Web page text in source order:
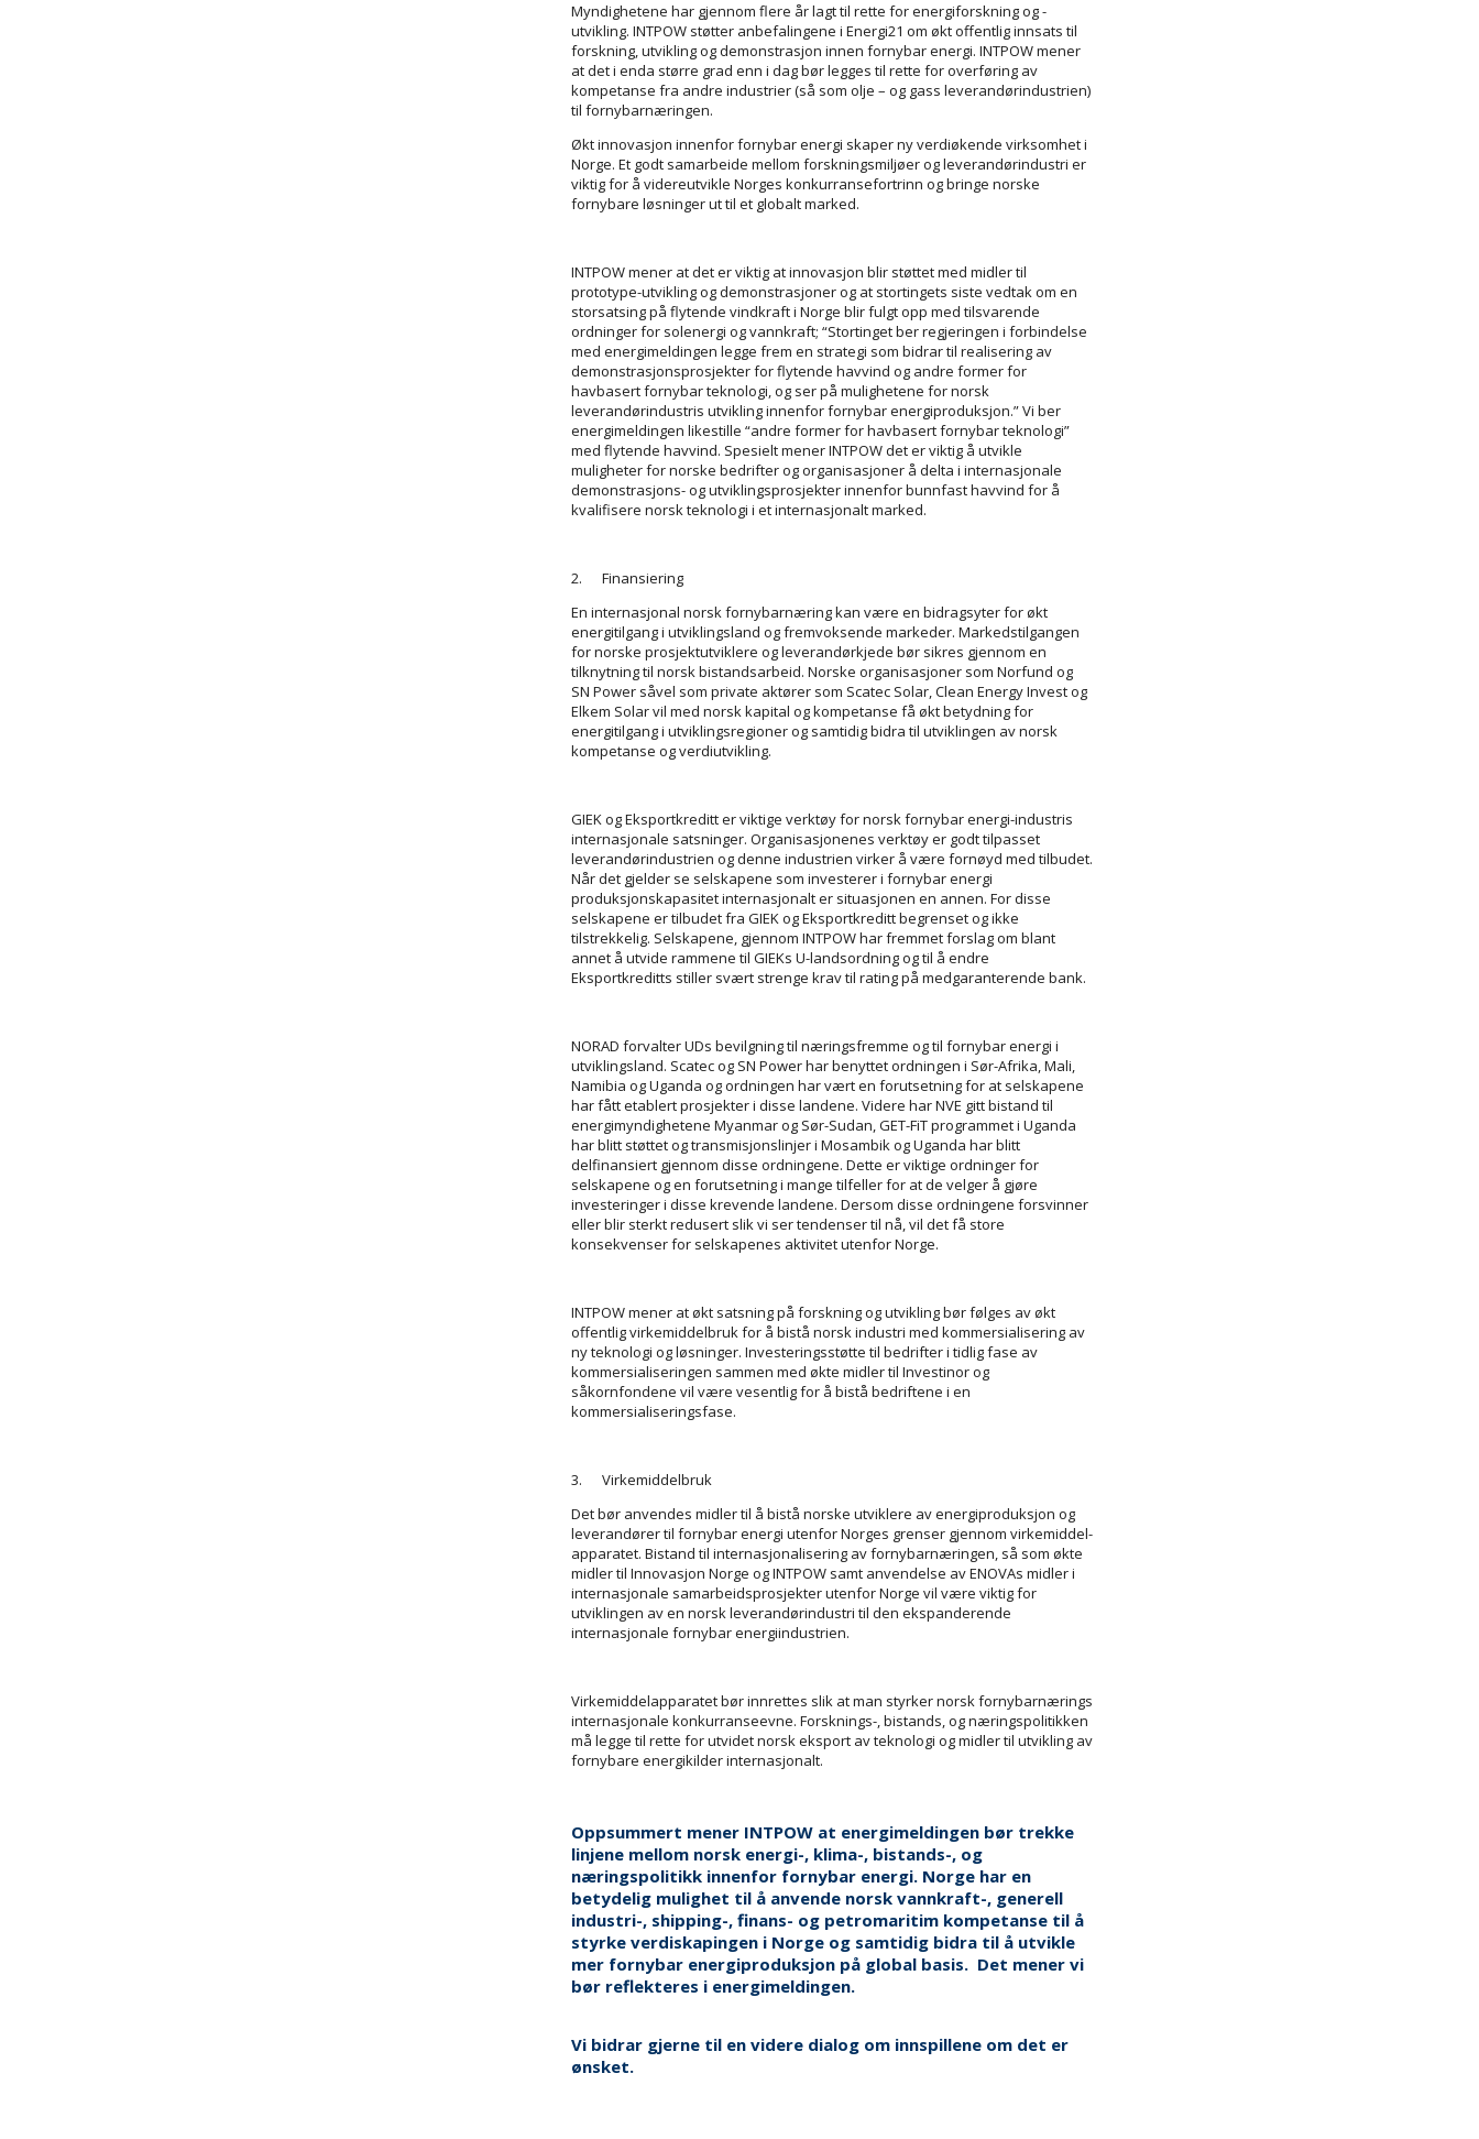
Myndighetene har gjennom flere år lagt til rette for energiforskning og -
utvikling. INTPOW støtter anbefalingene i Energi21 om økt offentlig innsats til
forskning, ut­vikling og demonstrasjon innen fornybar energi. INTPOW mener
at det i enda større grad enn i dag bør legges til rette for overføring av
kompetanse fra andre industrier (så som olje – og gass leverandørindustrien)
til fornybarnæringen.
Økt innovasjon innenfor fornybar energi skaper ny verdiøkende virksomhet i
Norge. Et godt samarbeide mellom forskningsmiljøer og leverandørindustri er
viktig for å videreutvikle Norges konkurransefortrinn og bringe norske
fornybare løsninger ut til et globalt marked.
INTPOW mener at det er viktig at innovasjon blir støttet med midler til
prototype-utvikling og demonstrasjoner og at stortingets siste vedtak om en
storsatsing på flytende vindkraft i Norge blir fulgt opp med tilsvarende
ordninger for solenergi og vannkraft; “Stortinget ber regjeringen i forbindelse
med energimeldingen legge frem en strategi som bidrar til realisering av
demonstrasjonsprosjekter for flytende havvind og andre former for
havbasert fornybar teknologi, og ser på mulighetene for norsk
leverandørindustris utvikling innenfor fornybar energiproduksjon.” Vi ber
energimeldingen likestille “andre former for havbasert fornybar teknologi”
med flytende havvind. Spesielt mener INTPOW det er viktig å utvikle
muligheter for norske bedrifter og organisasjoner å delta i internasjonale
demonstrasjons- og utviklings­prosjekter innenfor bunnfast havvind for å
kvalifisere norsk teknologi i et internasjonalt marked.
2. Finansiering
En internasjonal norsk fornybarnæring kan være en bidragsyter for økt
energitilgang i utviklingsland og fremvoksende markeder. Markedstilgangen
for norske prosjekt­utviklere og leverandørkjede bør sikres gjennom en
tilknytning til norsk bistands­arbeid. Norske organisasjoner som Norfund og
SN Power såvel som private aktører som Scatec Solar, Clean Energy Invest og
Elkem Solar vil med norsk kapital og kompetanse få økt betydning for
energitilgang i utviklingsregioner og samtidig bidra til utviklingen av norsk
kompetanse og verdiutvikling.
GIEK og Eksportkreditt er viktige verktøy for norsk fornybar energi-industris
internasjonale satsninger. Organisasjonenes verktøy er godt tilpasset
leverandør­industrien og denne industrien virker å være fornøyd med tilbudet.
Når det gjelder se selskapene som investerer i fornybar energi
produksjonskapasitet internasjonalt er situasjonen en annen. For disse
selskapene er tilbudet fra GIEK og Eksportkreditt begrenset og ikke
tilstrekkelig. Selskapene, gjennom INTPOW har fremmet forslag om blant
annet å utvide rammene til GIEKs U-landsordning og til å endre
Eksportkreditts stiller svært strenge krav til rating på medgaranterende bank.
NORAD forvalter UDs bevilgning til næringsfremme og til fornybar energi i
utviklingsland. Scatec og SN Power har benyttet ordningen i Sør-Afrika, Mali,
Namibia og Uganda og ordningen har vært en forutsetning for at selskapene
har fått etablert prosjekter i disse landene. Videre har NVE gitt bistand til
energimyndighetene Myanmar og Sør-Sudan, GET-FiT programmet i Uganda
har blitt støttet og transmisjonslinjer i Mosambik og Uganda har blitt
delfinansiert gjennom disse ordningene. Dette er viktige ordninger for
selskapene og en forutsetning i mange tilfeller for at de velger å gjøre
investeringer i disse krevende landene. Dersom disse ordningene forsvinner
eller blir sterkt redusert slik vi ser tendenser til nå, vil det få store
konsekvenser for selskapenes aktivitet utenfor Norge.
INTPOW mener at økt satsning på forskning og utvikling bør følges av økt
offentlig virkemiddelbruk for å bistå norsk industri med kommersialisering av
ny teknologi og løsninger. Investeringsstøtte til bedrifter i tidlig fase av
kommersialiseringen sammen med økte midler til Investinor og
såkornfondene vil være vesentlig for å bistå bedriftene i en
kommersialiseringsfase.
3. Virkemiddelbruk
Det bør anvendes midler til å bistå norske utviklere av energiproduksjon og
leverandører til fornybar energi utenfor Norges grenser gjennom virkemiddel­
apparatet. Bistand til internasjonalisering av fornybarnæringen, så som økte
midler til Innovasjon Norge og INTPOW samt anvendelse av ENOVAs midler i
internasjonale samarbeidsprosjekter utenfor Norge vil være viktig for
utviklingen av en norsk leverandør­industri til den ekspanderende
internasjonale fornybar energiindustrien.
Virkemiddelapparatet bør innrettes slik at man styrker norsk fornybarnærings
internasjonale konkurranseevne. Forsknings-, bistands, og næringspolitikken
må legge til rette for utvidet norsk eksport av teknologi og midler til utvikling av
fornybare energikilder internasjonalt.
Oppsummert mener INTPOW at energimeldingen bør trekke
linjene mellom norsk energi-, klima-, bistands-, og
næringspolitikk innenfor fornybar energi. Norge har en
betydelig mulighet til å anvende norsk vannkraft-, generell
industri-, shipping-, finans- og petromaritim kompetanse til å
styrke verdiskapingen i Norge og samtidig bidra til å utvikle
mer fornybar energiproduksjon på global basis. Det mener vi
bør reflekteres i energimeldingen.
Vi bidrar gjerne til en videre dialog om innspillene om det er
ønsket.